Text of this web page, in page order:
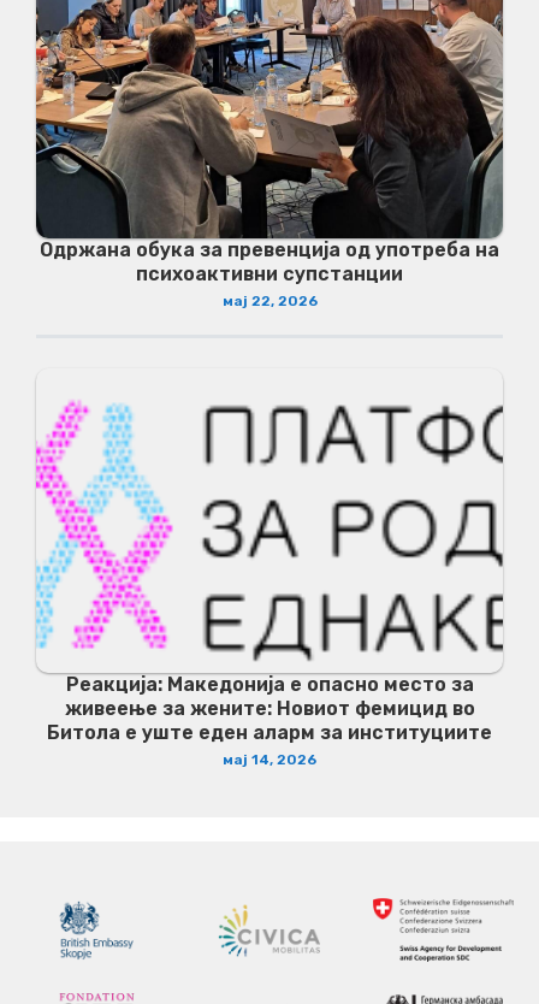
Одржана обука за превенција од употреба на
психоактивни супстанции
мај 22, 2026
Реакција: Македонија е опасно место за
живеење за жените: Новиот фемицид во
Битола е уште еден аларм за институциите
мај 14, 2026